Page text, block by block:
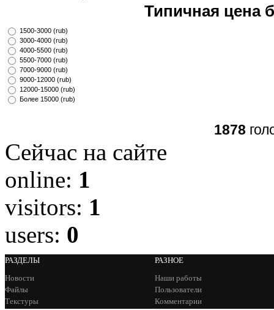
Типичная цена
1500-3000 (rub)
3000-4000 (rub)
4000-5500 (rub)
5500-7000 (rub)
7000-9000 (rub)
9000-12000 (rub)
12000-15000 (rub)
Более 15000 (rub)
1878
Сейчас на сайте
online: 1
visitors: 1
users: 0
РАЗДЕЛЫ
Новости
Файлы
Текстуры
РАЗНОЕ
Наши работы
Пользователи
Комментарии